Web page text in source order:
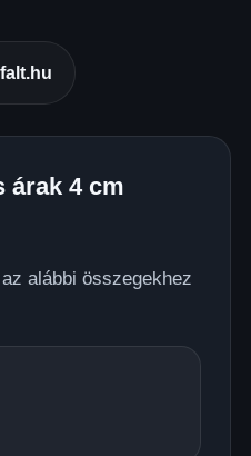
árak 4 cm
alábbi összegekhez